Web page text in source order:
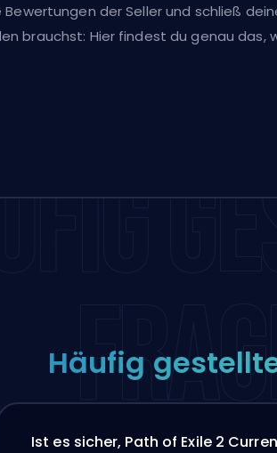
der Seller und schließ
brauchst: Hier findest du genau das,
Häufig
Ist es sicher, Path of Exile 2